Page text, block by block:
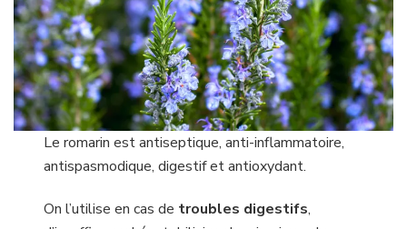
Le romarin est antiseptique, anti-inflammatoire,
antispasmodique, digestif et antioxydant.
On l’utilise en cas de troubles digestifs,